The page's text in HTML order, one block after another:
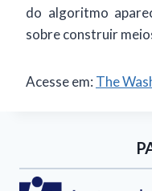
do algoritmo
sobre construir
Acesse em: The